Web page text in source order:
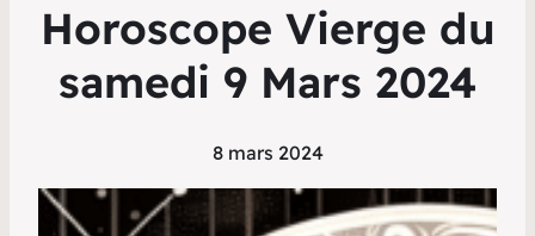
Horoscope Vierge du
samedi 9 Mars 2024
8 mars 2024